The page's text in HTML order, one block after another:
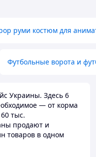
руми костюм для
Футбольные ворота и
Украины. Здесь 6
— от корма
тыс.
продают и
товаров в одном